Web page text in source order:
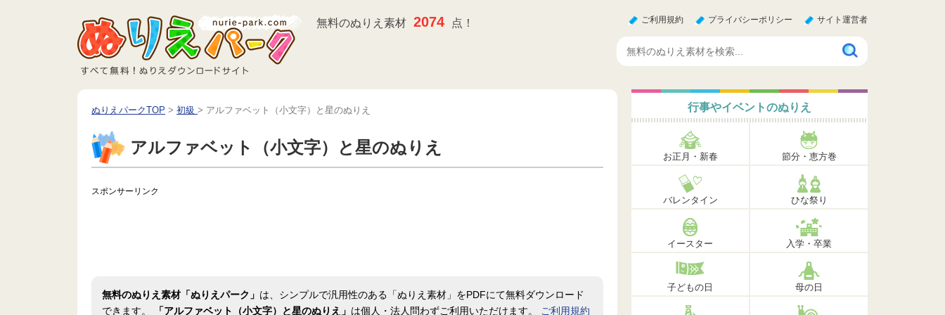
無料のぬりえ素材 2074 点！ ご利用規約 プライバシーポリシー サイト運営者
ぬりえパークTOP > 初級 > アルファベット（小文字）と星のぬりえ
アルファベット（小文字）と星のぬりえ
スポンサーリンク
無料のぬりえ素材「ぬりえパーク」 は、シンプルで汎用性のある「ぬりえ素材」をPDFにて無料ダウンロード
できます。
「アルファベット（小文字）と星のぬりえ」 は個人・法人問わずご利用いただけます。 ご利用規約
行事やイベントのぬりえ
お正月・新春 節分・恵方巻
バレンタイン ひな祭り
イースター 入学・卒業
子どもの日 母の日